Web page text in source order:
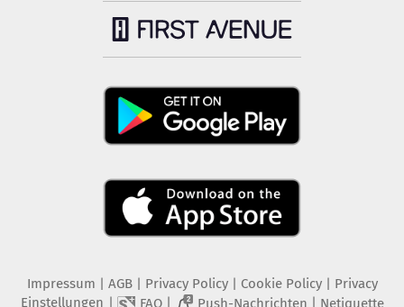
Impressum AGB Privacy Policy| Cookie Policy| Privacy
Einstellungen
FAQ| 2 Push-Nachrichten Netiquette